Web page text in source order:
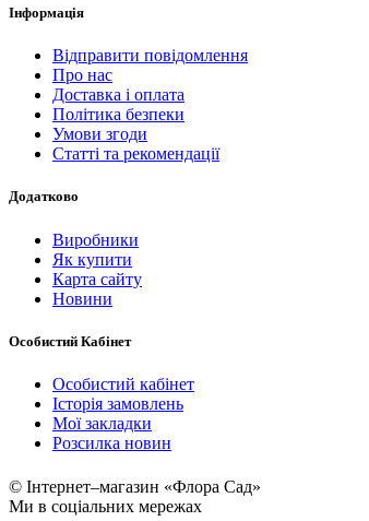
Інформація
Відправити повідомлення
Про нас
Доставка і оплата
Політика безпеки
Умови згоди
Статті та рекомендації
Додатково
Виробники
Як купити
Карта сайту
Новини
Особистий Кабінет
Особистий кабінет
Історія замовлень
Мої закладки
Розсилка новин
© Інтернет–магазин «Флора Сад»
Ми в соціальних мережах